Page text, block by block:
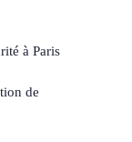
à Paris
de